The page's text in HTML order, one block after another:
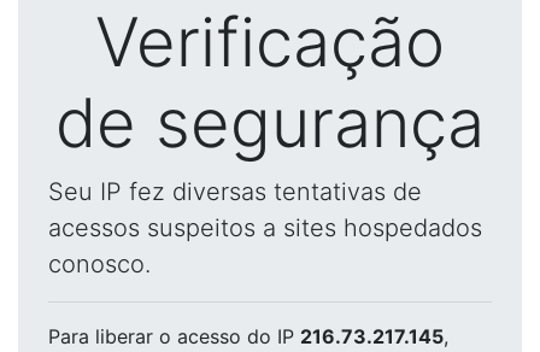
Verificação
de segurança
Seu IP fez diversas tentativas de
acessos suspeitos a sites hospedados
conosco.
Para liberar o acesso do IP 216.73.217.145,